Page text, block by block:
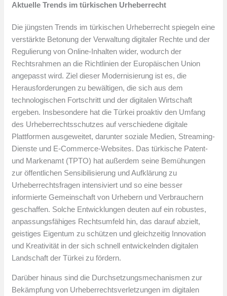
Aktuelle Trends im türkischen Urheberrecht
Die jüngsten Trends im türkischen Urheberrecht spiegeln eine
verstärkte Betonung der Verwaltung digitaler Rechte und der
Regulierung von Online-Inhalten wider, wodurch der
Rechtsrahmen an die Richtlinien der Europäischen Union
angepasst wird. Ziel dieser Modernisierung ist es, die
Herausforderungen zu bewältigen, die sich aus dem
technologischen Fortschritt und der digitalen Wirtschaft
ergeben. Insbesondere hat die Türkei proaktiv den Umfang
des Urheberrechtsschutzes auf verschiedene digitale
Plattformen ausgeweitet, darunter soziale Medien, Streaming-
Dienste und E-Commerce-Websites. Das türkische Patent-
und Markenamt (TPTO) hat außerdem seine Bemühungen
zur öffentlichen Sensibilisierung und Aufklärung zu
Urheberrechtsfragen intensiviert und so eine besser
informierte Gemeinschaft von Urhebern und Verbrauchern
geschaffen. Solche Entwicklungen deuten auf ein robustes,
anpassungsfähiges Rechtsumfeld hin, das darauf abzielt,
geistiges Eigentum zu schützen und gleichzeitig Innovation
und Kreativität in der sich schnell entwickelnden digitalen
Landschaft der Türkei zu fördern.
Darüber hinaus sind die Durchsetzungsmechanismen zur
Bekämpfung von Urheberrechtsverletzungen im digitalen